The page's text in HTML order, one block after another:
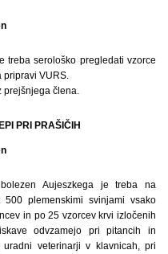
treba serološko pregledati vzorce
VURS.
člena.
PRI PRAŠIČIH
Aujeszkega je treba na
plemenskimi svinjami vsako
in po 25 vzorcev krvi izločenih
odvzamejo pri pitancih in
veterinarji v klavnicah, pri